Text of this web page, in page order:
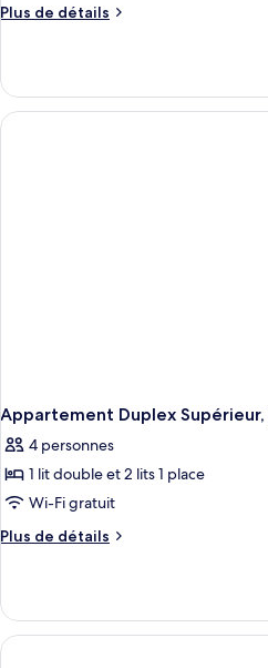
Plus de détails
Plus
le
type
de
Appartement Duplex
4 personnes
1 lit double et 2 lits 1 place
Wi-Fi gratuit
Plus de détails
Plus
le
type
de